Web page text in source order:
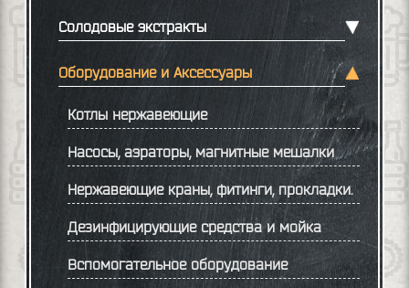
Солодовые экстракты
Оборудование и Аксессуары
Котлы нержавеющие
Насосы, аэраторы, магнитные мешалки
Нержавеющие краны, фитинги, прокладки.
Дезинфицирующие средства и мойка
Вспомогательное оборудование